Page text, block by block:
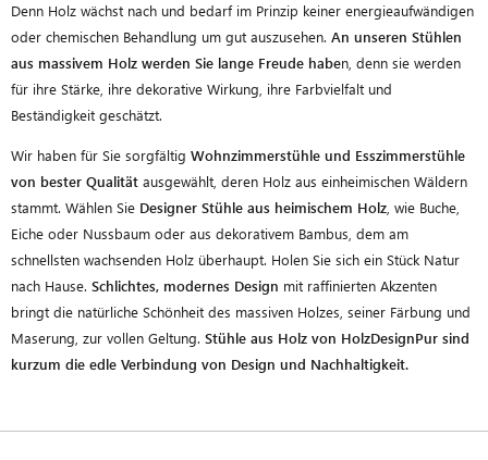
Denn Holz wächst nach und bedarf im Prinzip keiner energieaufwändigen
oder chemischen Behandlung um gut auszusehen. An unseren Stühlen
aus massivem Holz werden Sie lange Freude haben, denn sie werden
für ihre Stärke, ihre dekorative Wirkung, ihre Farbvielfalt und
Beständigkeit geschätzt.
Wir haben für Sie sorgfältig Wohnzimmerstühle und Esszimmerstühle
von bester Qualität ausgewählt, deren Holz aus einheimischen Wäldern
stammt. Wählen Sie Designer Stühle aus heimischem Holz , wie Buche,
Eiche oder Nussbaum oder aus dekorativem Bambus, dem am
schnellsten wachsenden Holz überhaupt. Holen Sie sich ein Stück Natur
nach Hause. Schlichtes, modernes Design mit raffinierten Akzenten
bringt die natürliche Schönheit des massiven Holzes, seiner Färbung und
Maserung, zur vollen Geltung. Stühle aus Holz von HolzDesignPur sind
kurzum die edle Verbindung von Design und Nachhaltigkeit.